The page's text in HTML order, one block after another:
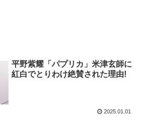
平野紫耀「パプリカ」米津玄師に
紅白でとりわけ絶賛された理由!
2025.01.01